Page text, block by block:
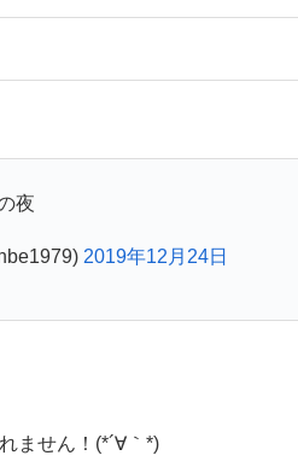
夜
2019年12月24日
ません！(*´∀｀*)